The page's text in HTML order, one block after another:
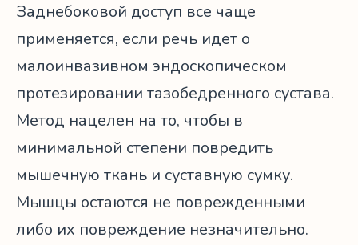
Заднебоковой доступ все чаще
применяется, если речь идет о
малоинвазивном эндоскопическом
протезировании тазобедренного сустава.
Метод нацелен на то, чтобы в
минимальной степени повредить
мышечную ткань и суставную сумку.
Мышцы остаются не поврежденными
либо их повреждение незначительно.